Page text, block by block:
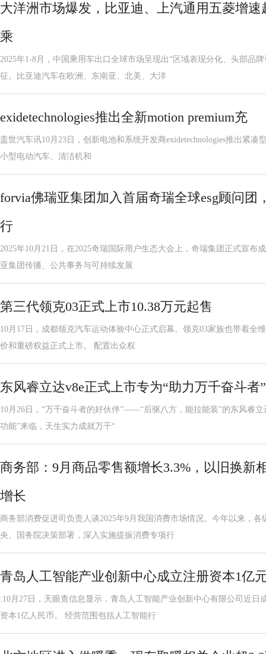
大洋洲市场爆发，比亚迪、上汽通用五菱增速
乘
2025年1-8月，中国乘用车出口全球市场呈现出“区域表现分化、头部品
征。比亚迪汽车在欧洲、东南亚、北美、大洋
exidetechnologies推出全新motion premium充
盖世汽车讯10月23日，创新电池和系统开发商exidetechnologies推出紧
小型电动汽车、清洁机和
forvia佛瑞亚集团加入首届奇瑞全球esg顾问团
行
2025年10月21日，在2025奇瑞国际用户生态大会上，奇瑞集团正式宣布
亚集团传播、公共事务与可持续发展
第三代领克03正式上市10.38万元起售
10月17日，成都领克汽车运动体验中心正式启幕。领克03家族也带着全
价和重磅权益正式上市。 配置出众权
东风睿立达v8e正式上市专为“助力万千奋斗者”
10月26日，“万千奋斗者的好伙伴”——“后驱八方，能拉能装”的东风睿
功能”来临，天生实力成就万千“
商务部：9月商品零售额增长3.3%，以旧换新
增长
商务部消费促进司负责人谈2025年9月我国消费市场情况。今年以来，
央、国务院决策部署，深入实施提振消费专项行
青岛人工智能产业创新中心成立注册资本1亿
:10月27日，天眼查信息显示，青岛人工智能产业创新中心有限公司近日
资本1亿人民币。 经营范围包括人工智能行